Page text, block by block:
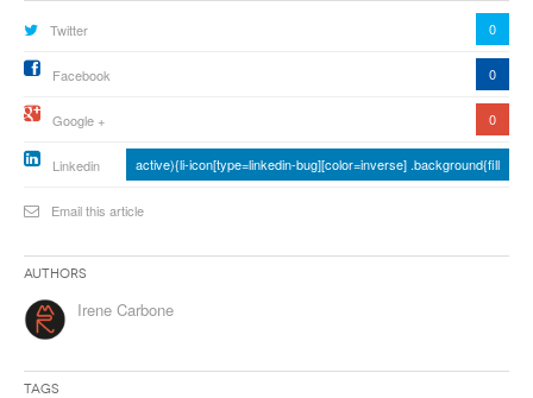
Twitter 0
Facebook 0
Google + 0
Linkedin active){li-icon[type=linkedin-bug][color=inverse] .background{fill
Email this article
Authors
Irene Carbone
Tags